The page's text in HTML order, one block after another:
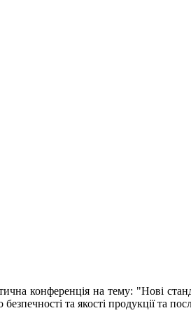
конференція на тему: "Нові
та якості продукції та